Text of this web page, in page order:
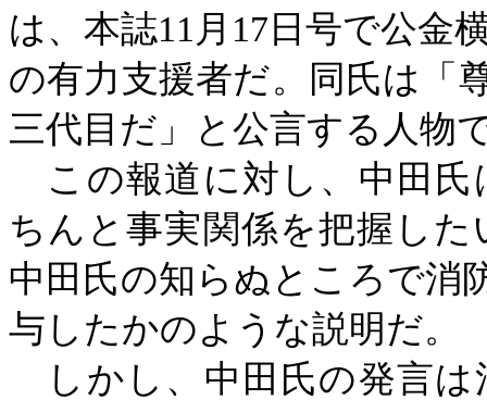
は、本誌11月17日号で公金
の有力支援者だ。同氏は「
三代目だ」と公言する人物
この報道に対し、中田氏
ちんと事実関係を把握し
中田氏の知らぬところで消
与したかのような説明だ。
しかし、中田氏の発言は